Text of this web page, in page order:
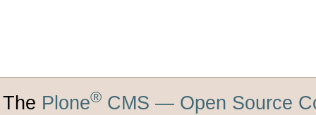
The Plone® CMS — Open Source